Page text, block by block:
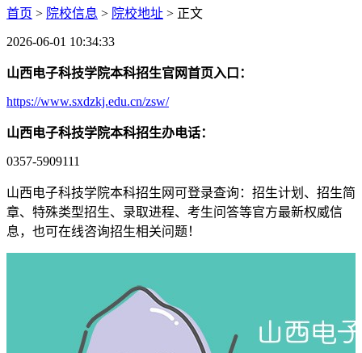
首页 > 院校信息 > 院校地址 > 正文
2026-06-01 10:34:33
山西电子科技学院本科招生官网首页入口：
https://www.sxdzkj.edu.cn/zsw/
山西电子科技学院本科招生办电话：
0357-5909111
山西电子科技学院本科招生网可登录查询：招生计划、招生简
章、特殊类型招生、录取进程、考生问答等官方最新权威信
息，也可在线咨询招生相关问题！